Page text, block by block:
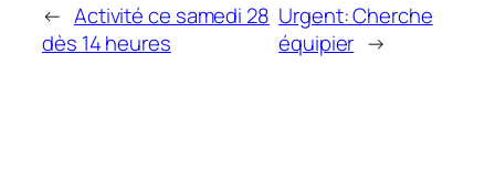
← Activité ce samedi 28
dès 14 heures
Urgent: Cherche
équipier →